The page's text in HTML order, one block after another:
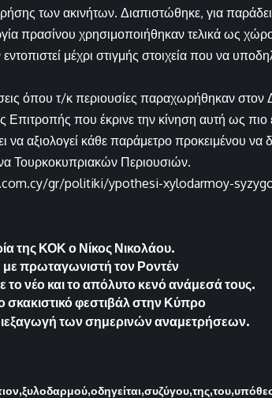
των ακινήτων. Διαπιστώθηκε, για
πρασίνου χρησιμοποιήθηκαν τελικά ως
μέχρι στιγμής στοιχεία που να
όπου τ/κ περιουσίες παραχωρήθηκαν
που έκρινε την κίνηση αυτή ως πιο
αξιολογεί κάθε παράμετρο προκειμένου να
Τουρκοκυπριακών Περιουσιών.
gr/politiki/ypothesi-xylodarmoy-
της ΚΟΚ ο Νίκος Νικολάου.
με πρωταγωνιστή τον Ροντέν
νέο και το απόλυτο κενό ανάμεσά τους.
φεστιβάλ στην Κύπρο
των σημερινών αναμετρήσεων.
ξυλοδαρμού οδηγείται συζύγου της του